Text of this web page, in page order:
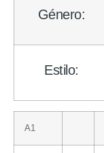
Género:
Estilo:
A1